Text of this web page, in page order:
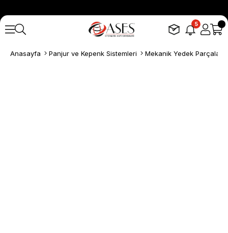
5
Anasayfa Panjur ve Kepenk Sistemleri Mekanik Yedek Parçalar